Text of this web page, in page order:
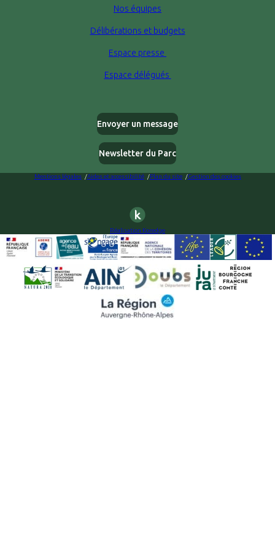
Nos équipes
Délibérations et budgets
Espace presse
Espace délégués
Envoyer un message
Newsletter du Parc
Mentions légales Aides et accessibilité Plan du site Gestion des cookies
Réalisation Koredge